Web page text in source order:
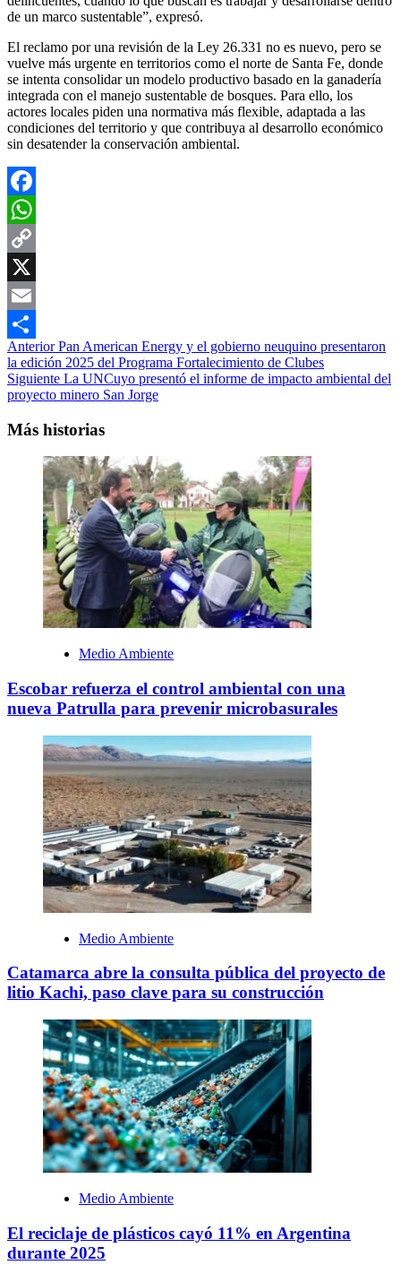
de un marco sustentable”, expresó.
El reclamo por una revisión de la Ley 26.331 no es nuevo, pero se
vuelve más urgente en territorios como el norte de Santa Fe, donde
se intenta consolidar un modelo productivo basado en la ganadería
integrada con el manejo sustentable de bosques. Para ello, los
actores locales piden una normativa más flexible, adaptada a las
condiciones del territorio y que contribuya al desarrollo económico
sin desatender la conservación ambiental.
Facebook
WhatsApp
Copy
Link
X
Email
Compartir
Navegación
de
entradas
AnteriorPan American Energy y el gobierno neuquino presentaron
la edición 2025 del Programa Fortalecimiento de Clubes
Siguiente La UNCuyo presentó el informe de impacto ambiental del
proyecto minero San Jorge
Más historias
Medio Ambiente
Escobar refuerza el control ambiental con una
nueva Patrulla para prevenir microbasurales
Medio Ambiente
Catamarca abre la consulta pública del proyecto de
litio Kachi, paso clave para su construcción
Medio Ambiente
El reciclaje de plásticos cayó 11% en Argentina
durante 2025